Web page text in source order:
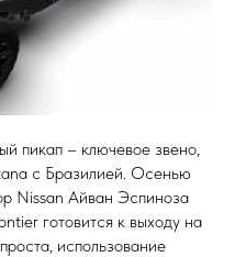
пикап – ключевое звено,
с Бразилией. Осенью
Nissan Айван Эспиноза
готовится к выходу на
использование